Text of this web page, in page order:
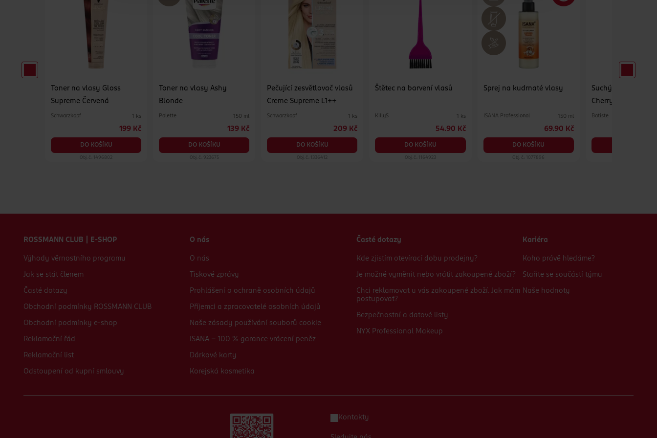
Toner na vlasy Gloss
Supreme Červená
Schwarzkopf 1 ks
199 Kč
DO KOŠÍKU
Obj. č.: 1496802
Toner na vlasy Ashy
Blonde
Palette 150 ml
139 Kč
DO KOŠÍKU
Obj. č.: 923675
Pečující zesvětlovač vlasů
Creme Supreme L1++
Schwarzkopf 1 ks
209 Kč
DO KOŠÍKU
Obj. č.: 1336412
Štětec na barvení vlasů
KillyS 1 ks
54.90 Kč
DO KOŠÍKU
Obj. č.: 1164923
Sprej na kudrnaté vlasy
ISANA Professional 150 ml
69.90 Kč
DO KOŠÍKU
Obj. č.: 1077896
Suchý šampon na
Cherry
Batiste
ROSSMANN CLUB | E-SHOP
Výhody věrnostního programu
Jak se stát členem
Časté dotazy
Obchodní podmínky ROSSMANN CLUB
Obchodní podmínky e-shop
Reklamační řád
Reklamační list
Odstoupení od kupní smlouvy
O nás
O nás
Tiskové zprávy
Prohlášení o ochraně osobních údajů
Příjemci a zpracovatelé osobních údajů
Naše zásady používání souborů cookie
ISANA - 100 % garance vrácení peněz
Dárkové karty
Korejská kosmetika
Časté dotazy
Kde zjistím otevírací dobu prodejny?
Je možné vyměnit nebo vrátit zakoupené zboží?
Chci reklamovat u vás zakoupené zboží. Jak mám
postupovat?
Bezpečnostní a datové listy
NYX Professional Makeup
Kariéra
Koho právě hledáme?
Staňte se součástí týmu
Naše hodnoty
Kontakty